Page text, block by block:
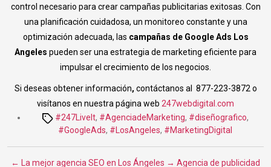
control necesario para crear campañas publicitarias exitosas. Con
una planificación cuidadosa, un monitoreo constante y una
optimización adecuada, las campañas de Google Ads Los
Angeles pueden ser una estrategia de marketing eficiente para
impulsar el crecimiento de los negocios.
Si deseas obtener información, contáctanos al 877-223-3872 o
visítanos en nuestra página web 247webdigital.com
Tags#247LiveIt, #AgenciadeMarketing, #diseñografico,
#GoogleAds, #LosAngeles, #MarketingDigital
← La mejor agencia SEO en Los Ángeles → Agencia de publicidad